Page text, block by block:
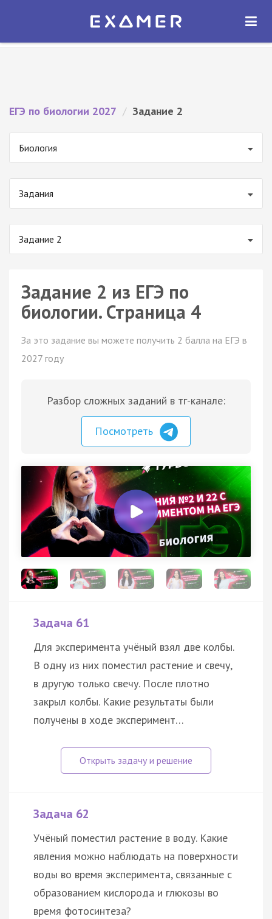
Экзамер — ЕГЭ 2027
ОТКРЫТЬ
ЕГЭ по биологии 2027 / Задание 2
Биология
Задания
Задание 2
Задание 2 из ЕГЭ по
биологии. Страница 4
За это задание вы можете получить 2 балла на ЕГЭ в
2027 году
Разбор сложных заданий в тг-канале:
Посмотреть
Задача 61
Для эксперимента учёный взял две колбы.
В одну из них поместил растение и свечу,
в другую только свечу. После плотно
закрыл колбы. Какие результаты были
получены в ходе эксперимент…
Задача 62
Учёный поместил растение в воду. Какие
явления можно наблюдать на поверхности
воды во время эксперимента, связанные с
образованием кислорода и глюкозы во
время фотосинтеза?